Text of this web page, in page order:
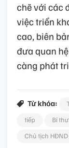
chẽ với các
việc triển
cao, biên
đưa quan
càng phát
Từ khóa:
tiếp
Bí
Chủ tịch